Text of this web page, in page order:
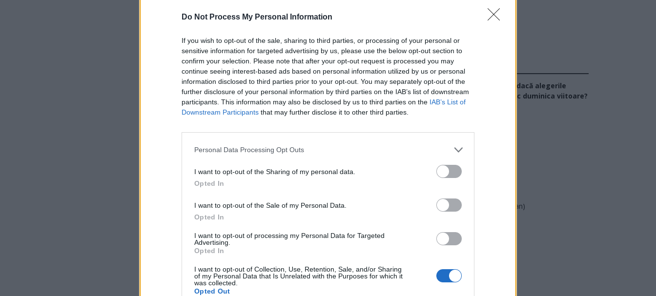
Do Not Process My Personal Information
If you wish to opt-out of the sale, sharing to third parties, or processing of your personal or
sensitive information for targeted advertising by us, please use the below opt-out section to
confirm your selection. Please note that after your opt-out request is processed you may
continue seeing interest-based ads based on personal information utilized by us or personal
information disclosed to third parties prior to your opt-out. You may separately opt-out of the
further disclosure of your personal information by third parties on the IAB’s list of downstream
participants. This information may also be disclosed by us to third parties on the IAB’s List of
Downstream Participants that may further disclose it to other third parties.
Personal Data Processing Opt Outs
I want to opt-out of the Sharing of my personal data.
Opted In
I want to opt-out of the Sale of my Personal Data.
Opted In
I want to opt-out of processing my Personal Data for Targeted
Advertising.
Opted In
I want to opt-out of Collection, Use, Retention, Sale, and/or Sharing
of my Personal Data that Is Unrelated with the Purposes for which it
was collected.
Opted Out
Sondaj
Ce partid ați vota dacă alegerile
parlamentare ar avea loc duminica viitoare?
PNL
PSD
UDMR
Forța Dreptei (L. Orban)
REPER
POT (Gavrilă)